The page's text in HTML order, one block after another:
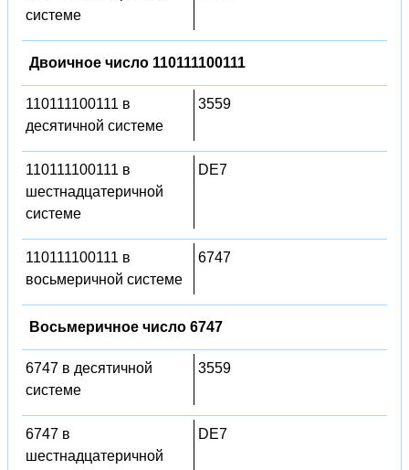
системе
Двоичное число 110111100111
110111100111 в
десятичной системе
3559
110111100111 в
шестнадцатеричной
системе
DE7
110111100111 в
восьмеричной системе
6747
Восьмеричное число 6747
6747 в десятичной
системе
3559
6747 в
шестнадцатеричной
DE7